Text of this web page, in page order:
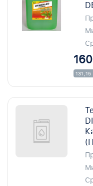
131,15